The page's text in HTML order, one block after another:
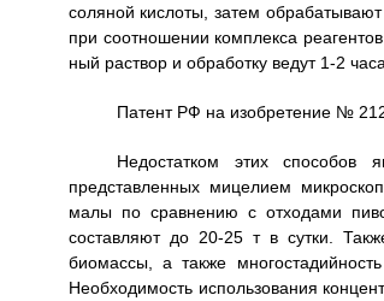
соляной кислоты, затем
при соотношении комплекса
ный раствор и обработку ведут 1-2 часа.
Патент РФ на изобретение №
Недостатком этих способов
представленных мицелием
малы по сравнению с отходами
составляют до 20-25 т в сутки.
биомассы, а также
Необходимость использования